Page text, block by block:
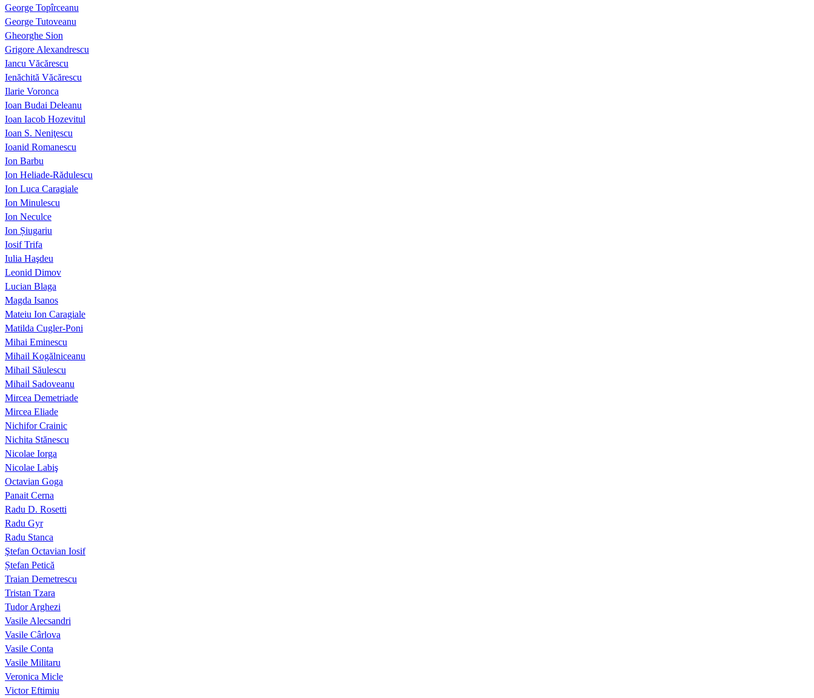
George Topîrceanu
George Tutoveanu
Gheorghe Sion
Grigore Alexandrescu
Iancu Văcărescu
Ienăchită Văcărescu
Ilarie Voronca
Ioan Budai Deleanu
Ioan Iacob Hozevitul
Ioan S. Neniţescu
Ioanid Romanescu
Ion Barbu
Ion Heliade-Rădulescu
Ion Luca Caragiale
Ion Minulescu
Ion Neculce
Ion Șiugariu
Iosif Trifa
Iulia Haşdeu
Leonid Dimov
Lucian Blaga
Magda Isanos
Mateiu Ion Caragiale
Matilda Cugler-Poni
Mihai Eminescu
Mihail Kogălniceanu
Mihail Săulescu
Mihail Sadoveanu
Mircea Demetriade
Mircea Eliade
Nichifor Crainic
Nichita Stănescu
Nicolae Iorga
Nicolae Labiş
Octavian Goga
Panait Cerna
Radu D. Rosetti
Radu Gyr
Radu Stanca
Ştefan Octavian Iosif
Ștefan Petică
Traian Demetrescu
Tristan Tzara
Tudor Arghezi
Vasile Alecsandri
Vasile Cârlova
Vasile Conta
Vasile Militaru
Veronica Micle
Victor Eftimiu